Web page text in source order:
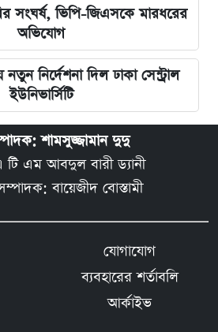
সংঘর্ষ, ভিপি-জিএসকে মারধরের
অভিযোগ
নির্দেশনা দিল ঢাকা সেন্ট্রাল
ইউনিভার্সিটি
শামসুজ্জামান দুদু
এম আবদুল বারী ড্যানী
বায়েজীদ বোস্তামী
যোগাযোগ
ব্যবহারের শর্তাবলি
আর্কাইভ